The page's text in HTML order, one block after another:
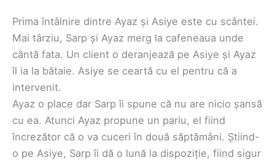
Prima întâlnire dintre Ayaz și Asiye este cu scântei.
Mai târziu, Sarp și Ayaz merg la cafeneaua unde
cântă fata. Un client o deranjează pe Asiye și Ayaz
îl ia la bătaie. Asiye se ceartă cu el pentru că a
intervenit.
Ayaz o place dar Sarp îi spune că nu are nicio șansă
cu ea. Atunci Ayaz propune un pariu, el fiind
încrezător că o va cuceri în două săptămâni. Știind-
o pe Asiye, Sarp îi dă o lună la dispoziție, fiind sigur